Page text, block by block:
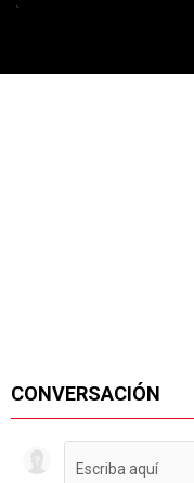
CONVERSACIÓN